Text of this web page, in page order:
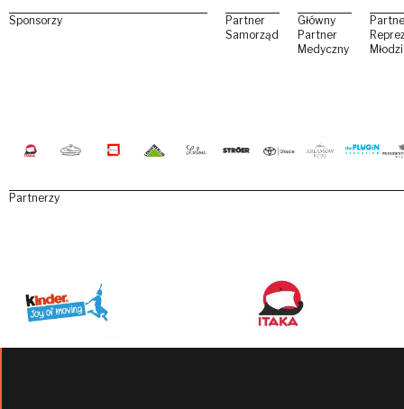
Sponsorzy
Partner
Samorządowy
Główny
Partner
Medyczny
Partnerzy